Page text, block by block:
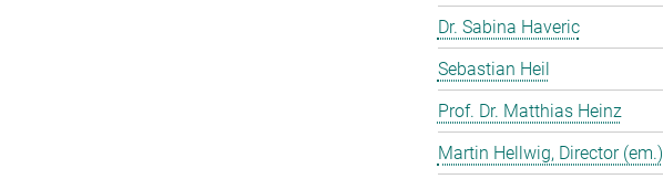
Dr. Sabina Haveric
Sebastian Heil
Prof. Dr. Matthias Heinz
Martin Hellwig, Director (em.)